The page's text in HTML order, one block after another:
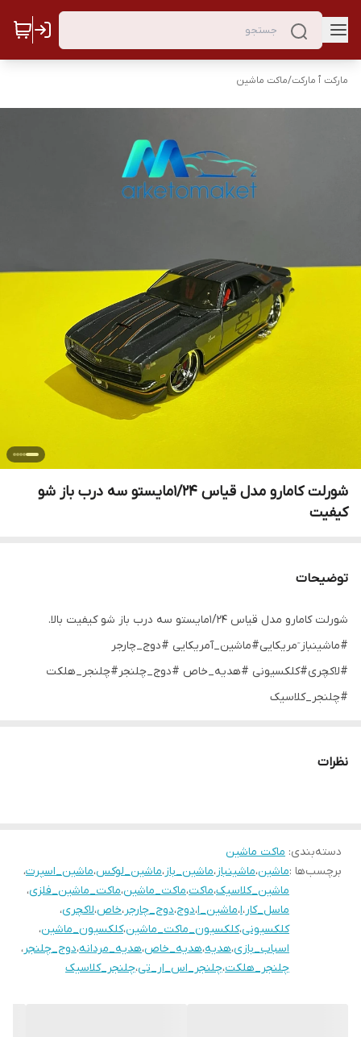
مارکت ٱ مارکت/ماکت ماشین
شورلت کامارو مدل قیاس ۱/۲۴مایستو سه درب باز شو
کیفیت
توضیحات
شورلت کامارو مدل قیاس ۱/۲۴مایستو سه درب باز شو کیفیت بالا.
#ماشینباز ٓمریکایی#ماشین_آمریکایی #دوج_چارجر
#لاکچری#کلکسیونی #هدیه_خاص #دوج_چلنجر#چلنجر_هلکت
#چلنجر_کلاسیک
نظرات
دسته‌بندی: ماکت ماشین
برچسب‌ها :ماشین،ماشینباز،ماشین_باز،ماشین_لوکس،ماشین_اسپرت،
ماشین_کلاسیک،ماکت،ماکت_ماشین،ماکت_ماشین_فلزی،
ماسل_کار،ا،ماشین_ا،دوج،دوج_چارجر،خاص،لاکچری،
کلکسیونی،کلکسیون_ماکت_ماشین،کلکسیون_ماشین،
اسباب_بازی،هدیه،هدیه_خاص،هدیه_مردانه،دوج_چلنجر،
چلنجر_هلکت،چلنجر_اس_ار_تی،چلنجر_کلاسیک